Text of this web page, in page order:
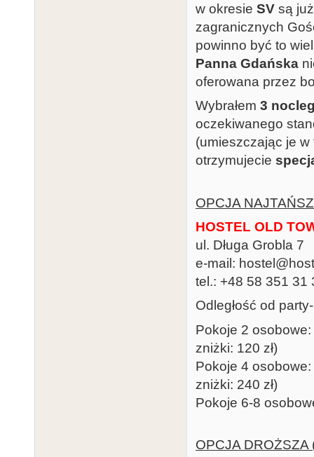
w okresie SV są
zagranicznych
powinno być to
Panna Gdańska
oferowana przez
Wybrałem 3
oczekiwanego
(umieszczając je
otrzymujecie
OPCJA
HOSTEL OLD
ul. Długa Grobla 7
e-mail:
tel.: +48 58 351 31
Odległość od
Pokoje 2 osobowe:
zniżki: 120 zł)
Pokoje 4 osobowe:
zniżki: 240 zł)
Pokoje 6-8
OPCJA DROŻSZA